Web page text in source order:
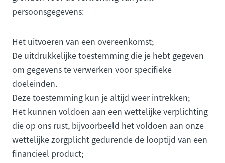
persoonsgegevens:
Het uitvoeren van een overeenkomst;
De uitdrukkelijke toestemming die je hebt gegeven
om gegevens te verwerken voor specifieke
doeleinden.
Deze toestemming kun je altijd weer intrekken;
Het kunnen voldoen aan een wettelijke verplichting
die op ons rust, bijvoorbeeld het voldoen aan onze
wettelijke zorgplicht gedurende de looptijd van een
financieel product;